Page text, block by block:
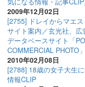
2009年12月02日
[2755] ドレイからマエ
サイト案内／玄光社、
データベースサイト「
COMMERCIAL PHOTO
2010年02月08日
[2788] 18歳の女子大生
情報CLIP